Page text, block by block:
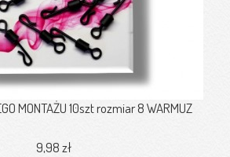
MONTAŻU 10szt rozmiar 8 WARMUZ
9,98 zł